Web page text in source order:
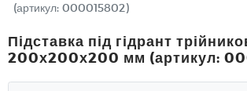
(артикул: 000015802)
Підставка під гідрант
200х200х200 мм (артикул: